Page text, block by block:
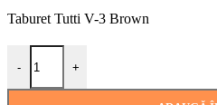
Taburet Tutti V-3 Brown
-
Cantitate Taburet Tutti V-3 Brown
+